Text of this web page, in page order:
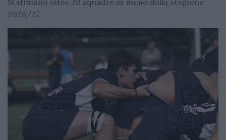
Si stimano oltre 20 squadre in meno dalla stagione
2026/27